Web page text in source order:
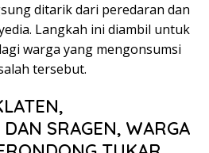
ditarik dari peredaran dan
Langkah ini diambil untuk
warga yang mengonsumsi
tersebut.
SRAGEN, WARGA